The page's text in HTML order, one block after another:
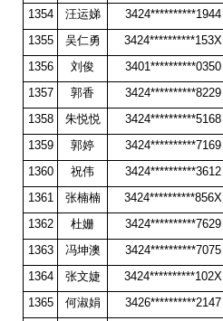
1354
汪运娣 3424**********1944
1355
吴仁勇 3424**********153X
1356
刘俊 3401**********0350
1357
郭香 3424**********8229
1358
朱悦悦 3424**********5168
1359
郭婷 3424**********7169
1360
祝伟 3424**********3612
1361
张楠楠 3424**********856X
1362
杜姗 3424**********7629
1363
冯坤澳 3424**********7075
1364
张文婕 3424**********102X
1365
何淑娟 3426**********2147